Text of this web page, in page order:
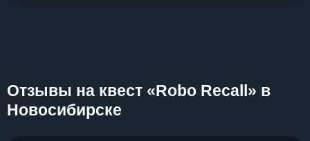
Отзывы на квест «Robo Recall» в
Новосибирске